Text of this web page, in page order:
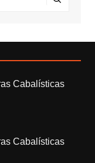
Cabalísticas
Cabalísticas